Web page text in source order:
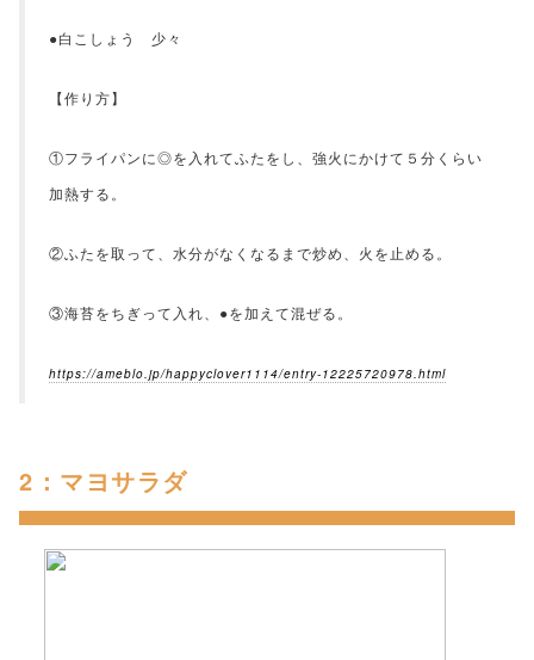
●白こしょう 少々
【作り方】
①フライパンに◎を入れてふたをし、強火にかけて５分くらい
加熱する。
②ふたを取って、水分がなくなるまで炒め、火を止める。
③海苔をちぎって入れ、●を加えて混ぜる。
https://ameblo.jp/happyclover1114/entry-12225720978.html
2：マヨサラダ